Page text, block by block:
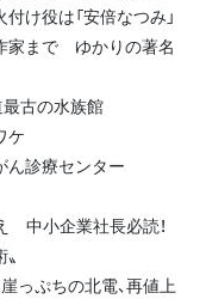
け役は「安倍なつみ」
家まで ゆかりの著名
古の水族館
ケ
ん診療センター
中小企業社長必読！
ぷちの北電、再値上